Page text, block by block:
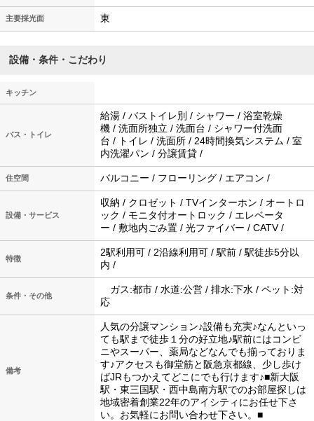
主要採光面 東
設備・条件・こだわり
キッチン
バス・トイレ
給湯 / バストイレ別 / シャワー / 浴室乾燥
機 / 洗面所独立 / 洗面台 / シャワー付洗面
台 / トイレ / 洗面所 / 24時間換気システム / 室
内洗濯パン / 分譲賃貸 /
住空間 バルコニー / フローリング / エアコン /
設備・サービス
収納 / クロゼット / TVインターホン / オートロ
ック / モニタ付オートロック / エレベータ
ー / 敷地内ごみ置 / 光ファイバー / CATV /
特徴
2駅利用可 / 2沿線利用可 / 駅前 / 駅徒歩5分以
内 /
条件・その他
ガス:都市 / 水道:公営 / 排水:下水 / ペット:対
応
備考
人気の分譲マンション♪設備も充実♪なんといっ
ても駅まで徒歩１分の好立地♪駅前にはコンビ
ニやスーパー、薬局などなんでも揃っておりま
す♪アクセスも御堂筋と阪急京都線、少し歩け
ばJRもつかえてどこにでも行けます♪■新大阪
駅・東三国駅・西中島南方駅でのお部屋探しは
地域密着創業22年のアイシティにお任せ下さ
い。お気軽にお問い合わせ下さい。■